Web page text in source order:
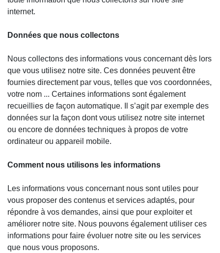
internet.
Données que nous collectons
Nous collectons des informations vous concernant dès lors
que vous utilisez notre site. Ces données peuvent être
fournies directement par vous, telles que vos coordonnées,
votre nom ... Certaines informations sont également
recueillies de façon automatique. Il s’agit par exemple des
données sur la façon dont vous utilisez notre site internet
ou encore de données techniques à propos de votre
ordinateur ou appareil mobile.
Comment nous utilisons les informations
Les informations vous concernant nous sont utiles pour
vous proposer des contenus et services adaptés, pour
répondre à vos demandes, ainsi que pour exploiter et
améliorer notre site. Nous pouvons également utiliser ces
informations pour faire évoluer notre site ou les services
que nous vous proposons.